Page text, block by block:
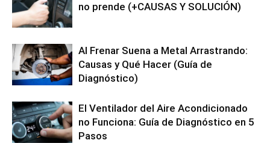
no prende (+CAUSAS Y SOLUCIÓN)
Al Frenar Suena a Metal Arrastrando:
Causas y Qué Hacer (Guía de
Diagnóstico)
El Ventilador del Aire Acondicionado
no Funciona: Guía de Diagnóstico en 5
Pasos